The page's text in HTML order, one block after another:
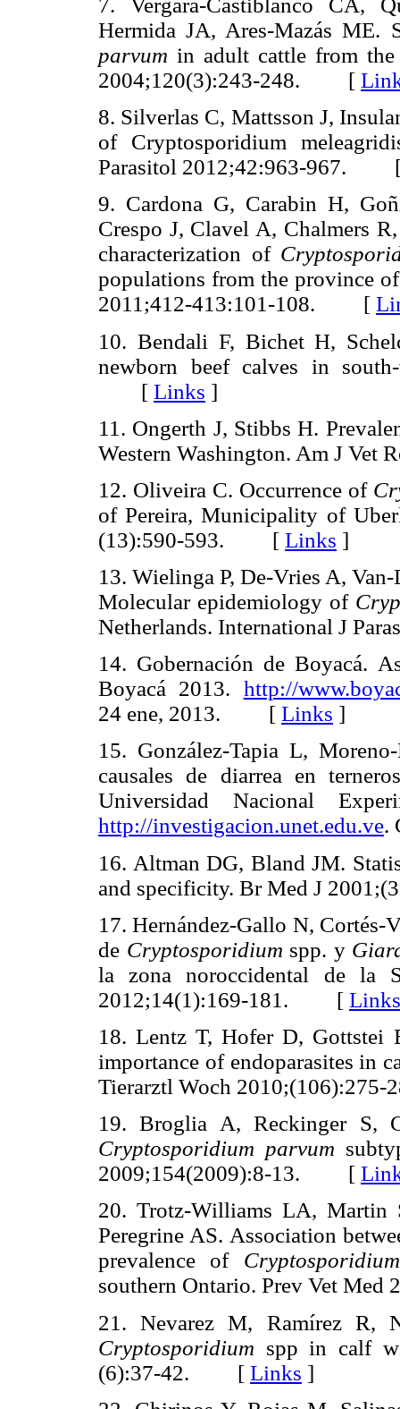
7. Vergara-Castiblanco CA,
Hermida JA, Ares-Mazás ME.
parvum in adult cattle from
2004;120(3):243-248. [
8. Silverlas C, Mattsson J,
of Cryptosporidium
Parasitol 2012;42:963-967.
9. Cardona G, Carabin H,
Crespo J, Clavel A, Chalmers
characterization of
populations from the province
2011;412-413:101-108. [
10. Bendali F, Bichet H,
newborn beef calves in
[ Links ]
11. Ongerth J, Stibbs H.
Western Washington. Am J
12. Oliveira C. Occurrence of
of Pereira, Municipality of
(13):590-593. [ Links ]
13. Wielinga P, De-Vries A,
Molecular epidemiology of
Netherlands. International J
14. Gobernación de Boyacá.
Boyacá 2013. http://
24 ene, 2013. [ Links ]
15. González-Tapia L,
causales de diarrea en
Universidad Nacional
http://investigacion.unet.edu.ve.
16. Altman DG, Bland JM.
and specificity. Br Med J
17. Hernández-Gallo N, Cortés-
de Cryptosporidium spp. y
la zona noroccidental de la
2012;14(1):169-181. [ Links
18. Lentz T, Hofer D, Gottstei
importance of endoparasites in
Tierarztl Woch
19. Broglia A, Reckinger S,
Cryptosporidium parvum
2009;154(2009):8-13. [
20. Trotz-Williams LA,
Peregrine AS. Association
prevalence of
southern Ontario. Prev Vet
21. Nevarez M, Ramírez R,
Cryptosporidium spp in calf
(6):37-42. [ Links ]